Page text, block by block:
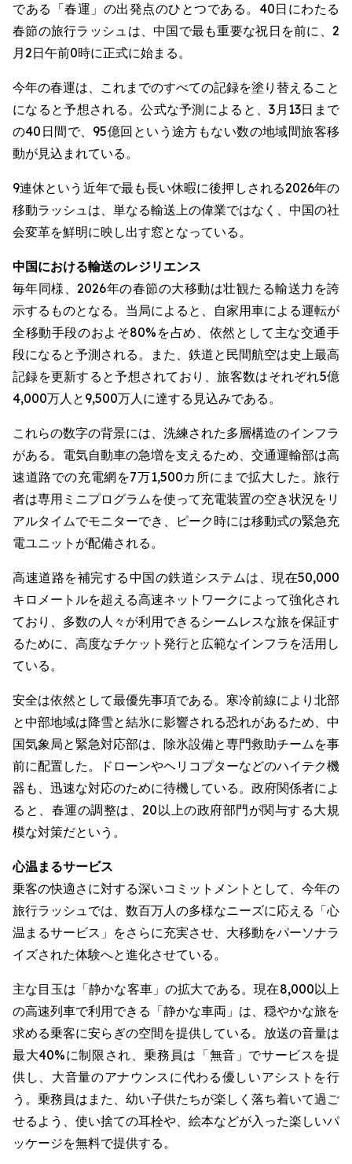
である「春運」の出発点のひとつである。40日にわたる
春節の旅行ラッシュは、中国で最も重要な祝日を前に、2
月2日午前0時に正式に始まる。
今年の春運は、これまでのすべての記録を塗り替えること
になると予想される。公式な予測によると、3月13日まで
の40日間で、95億回という途方もない数の地域間旅客移
動が見込まれている。
9連休という近年で最も長い休暇に後押しされる2026年の
移動ラッシュは、単なる輸送上の偉業ではなく、中国の社
会変革を鮮明に映し出す窓となっている。
中国における輸送のレジリエンス
毎年同様、2026年の春節の大移動は壮観たる輸送力を誇
示するものとなる。当局によると、自家用車による運転が
全移動手段のおよそ80%を占め、依然として主な交通手
段になると予測される。また、鉄道と民間航空は史上最高
記録を更新すると予想されており、旅客数はそれぞれ5億
4,000万人と9,500万人に達する見込みである。
これらの数字の背景には、洗練された多層構造のインフラ
がある。電気自動車の急増を支えるため、交通運輸部は高
速道路での充電網を7万1,500カ所にまで拡大した。旅行
者は専用ミニプログラムを使って充電装置の空き状況をリ
アルタイムでモニターでき、ピーク時には移動式の緊急充
電ユニットが配備される。
高速道路を補完する中国の鉄道システムは、現在50,000
キロメートルを超える高速ネットワークによって強化され
ており、多数の人々が利用できるシームレスな旅を保証す
るために、高度なチケット発行と広範なインフラを活用し
ている。
安全は依然として最優先事項である。寒冷前線により北部
と中部地域は降雪と結氷に影響される恐れがあるため、中
国気象局と緊急対応部は、除氷設備と専門救助チームを事
前に配置した。ドローンやヘリコプターなどのハイテク機
器も、迅速な対応のために待機している。政府関係者によ
ると、春運の調整は、20以上の政府部門が関与する大規
模な対策だという。
心温まるサービス
乗客の快適さに対する深いコミットメントとして、今年の
旅行ラッシュでは、数百万人の多様なニーズに応える「心
温まるサービス」をさらに充実させ、大移動をパーソナラ
イズされた体験へと進化させている。
主な目玉は「静かな客車」の拡大である。現在8,000以上
の高速列車で利用できる「静かな車両」は、穏やかな旅を
求める乗客に安らぎの空間を提供している。放送の音量は
最大40%に制限され、乗務員は「無音」でサービスを提
供し、大音量のアナウンスに代わる優しいアシストを行
う。乗務員はまた、幼い子供たちが楽しく落ち着いて過ご
せるよう、使い捨ての耳栓や、絵本などが入った楽しいパ
ッケージを無料で提供する。